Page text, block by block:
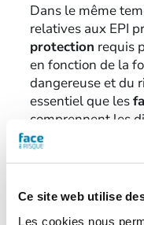
Ce site web utilise
Les cookies nous
Dans le même
relatives aux EPI
protection requis
en fonction de la
dangereuse et du
essentiel que les
comprennent les
réglementaires et
meilleurs